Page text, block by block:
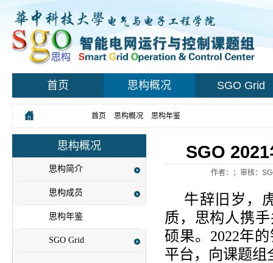
首页 思构概况 SGO Grid
首页 思构概况 思构年鉴
思构概况
思构简介
思构成员
思构年鉴
SGO Grid
SGO
作者：；审核：
牛辞旧岁，
质，思构人携
硕果。2022年
平台，向课题组